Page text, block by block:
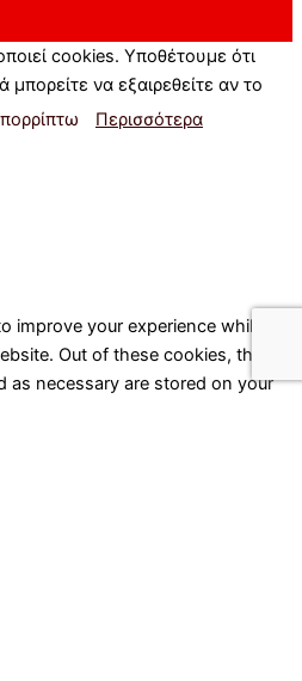
cookies. Υποθέτουμε ότι
μπορείτε να εξαιρεθείτε αν το
Περισσότερα
improve your experience while
Out of these cookies, the
as necessary are stored on your